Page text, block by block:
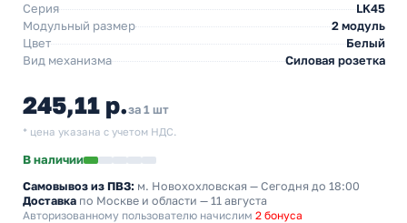
Серия
LK45
Модульный размер
2 модуль
Цвет
Белый
Вид механизма
Силовая розетка
245,11 р.за 1 шт
* цена указана с учетом НДС.
В наличии
Самовывоз из ПВЗ: м. Новохохловская — Сегодня до 18:00
Доставка по Москве и области — 11 августа
Авторизованному пользователю начислим 2 бонуса